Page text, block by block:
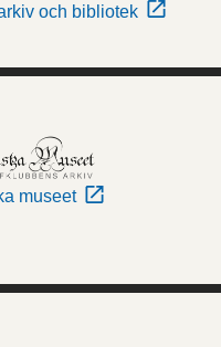
och bibliotek
museet